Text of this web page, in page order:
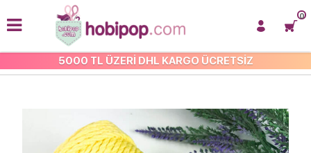
5000 TL ÜZERİ DHL KARGO ÜCRETSİZ
0
3 MM 3 BÜKÜM MAKROME İP